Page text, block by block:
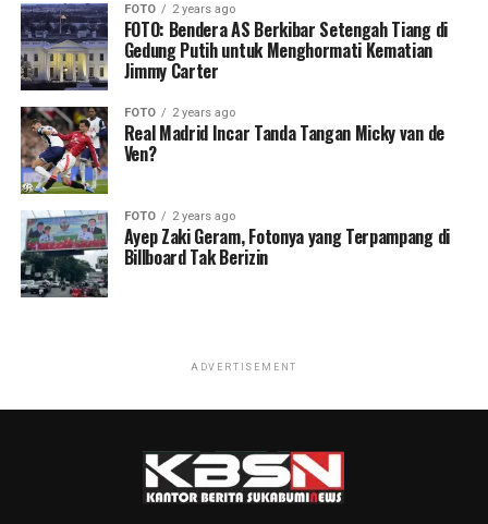
FOTO 2 years ago
FOTO: Bendera AS Berkibar Setengah Tiang di
Gedung Putih untuk Menghormati Kematian
Jimmy Carter
FOTO 2 years ago
Real Madrid Incar Tanda Tangan Micky van de
Ven?
FOTO 2 years ago
Ayep Zaki Geram, Fotonya yang Terpampang di
Billboard Tak Berizin
ADVERTISEMENT